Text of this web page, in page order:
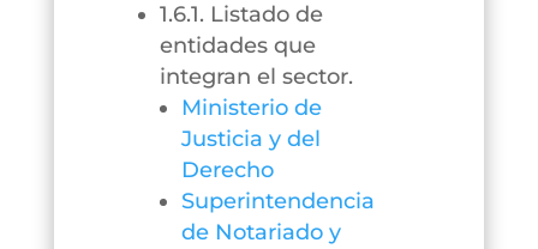
1.6.1. Listado de
entidades que
integran el sector.
Ministerio de
Justicia y del
Derecho
Superintendencia
de Notariado y